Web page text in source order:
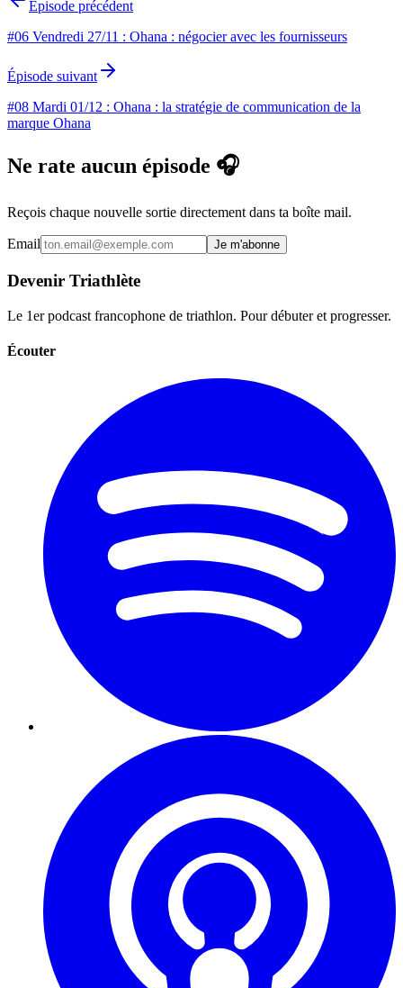
Épisode précédent
#06 Vendredi 27/11 : Ohana : négocier avec les fournisseurs
Épisode suivant
#08 Mardi 01/12 : Ohana : la stratégie de communication de la
marque Ohana
Ne rate aucun épisode 🎧
Reçois chaque nouvelle sortie directement dans ta boîte mail.
Email Je m'abonne
Devenir Triathlète
Le 1er podcast francophone de triathlon. Pour débuter et progresser.
Écouter